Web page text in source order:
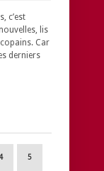
c’est
lis
Car
derniers
5